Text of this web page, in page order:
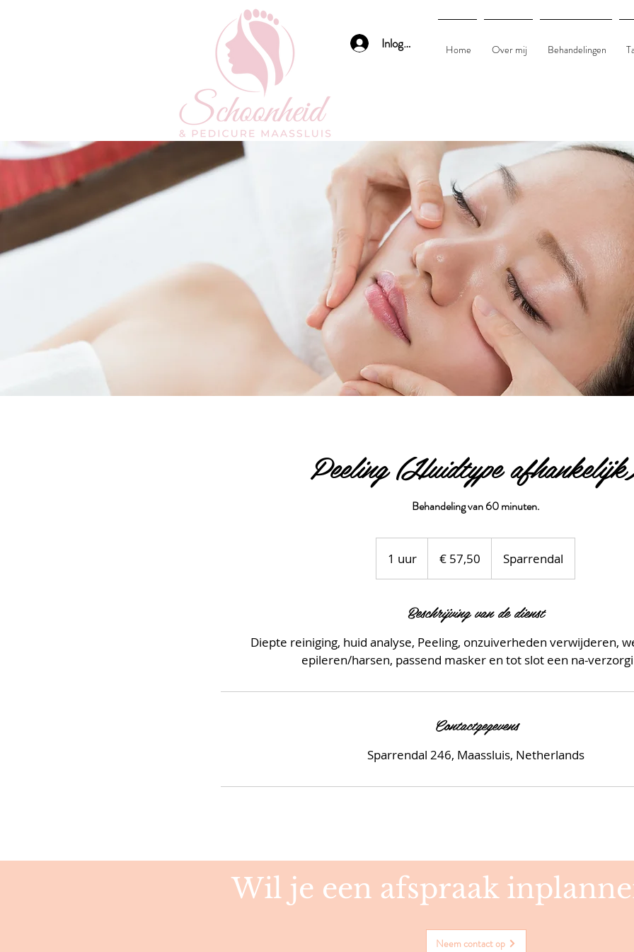
Inloggen Home Over mij Behandelingen
Peeling (Huidtype
Behandeling van 60 minuten.
1 uur
u
€ 57,50 Sparrendal
Beschrijving van de dienst
Diepte reiniging, huid analyse, Peeling, onzuiverheden verwijderen,
epileren/harsen, passend masker en tot slot een na-
Contactgegevens
Sparrendal 246, Maassluis, Netherlands
Wil je een afspraak
Neem contact op